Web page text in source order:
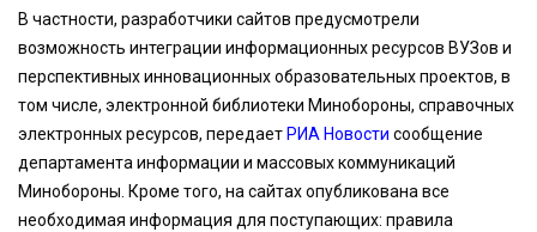
В частности, разработчики сайтов предусмотрели
возможность интеграции информационных ресурсов ВУЗов и
перспективных инновационных образовательных проектов, в
том числе, электронной библиотеки Минобороны, справочных
электронных ресурсов, передает РИА Новости сообщение
департамента информации и массовых коммуникаций
Минобороны. Кроме того, на сайтах опубликована все
необходимая информация для поступающих: правила